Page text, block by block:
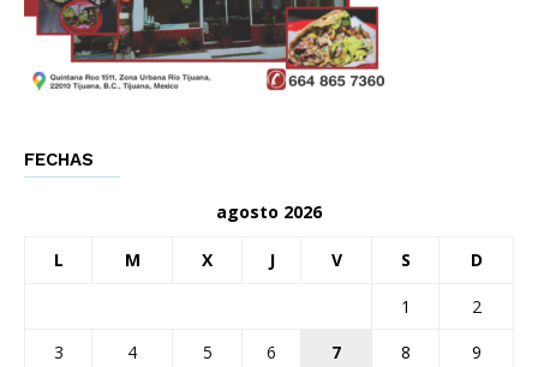
FECHAS
agosto 2026
L M X J V S D
1
2
3
4 5 6 7 8
9